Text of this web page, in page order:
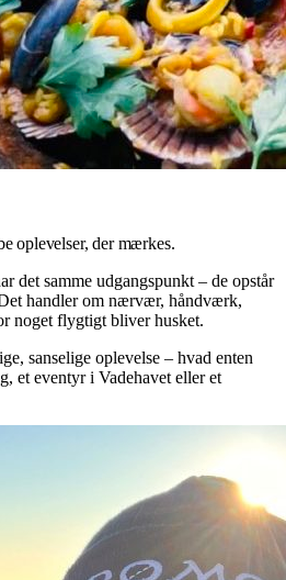
oplevelser, der mærkes.
det samme udgangspunkt – de opstår
handler om nærvær, håndværk,
noget flygtigt bliver husket.
sanselige oplevelse – hvad enten
et eventyr i Vadehavet eller et